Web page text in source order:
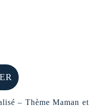
– Thème Maman et